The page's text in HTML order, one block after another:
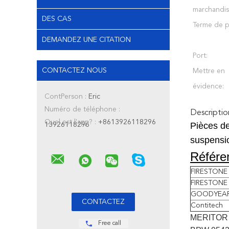
DES CAS
DEMANDEZ UNE CITATION
CONTACTEZ NOUS
ContPerson : Eric
Numéro de téléphone :
13926118296
Quel est l'app? : +8613926118296
Free call
Terme de
Port:
Mettre en
évidence:
Pièces
FIRESTONE
Contitech